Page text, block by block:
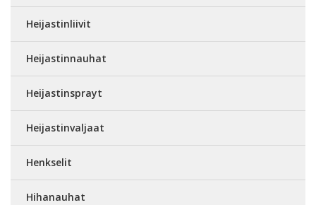
Heijastinliivit
Heijastinnauhat
Heijastinsprayt
Heijastinvaljaat
Henkselit
Hihanauhat